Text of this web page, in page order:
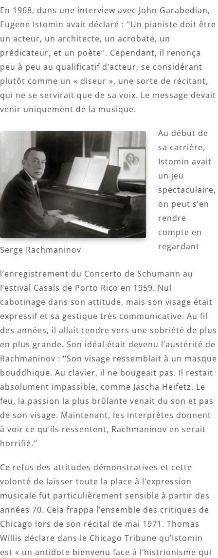
En 1968, dans une interview avec John Garabedian,
Eugene Istomin avait déclaré : ‘’Un pianiste doit être
un acteur, un architecte, un acrobate, un
prédicateur, et un poète’’. Cependant, il renonça
peu à peu au qualificatif d’acteur, se considérant
plutôt comme un « diseur », une sorte de récitant,
qui ne se servirait que de sa voix. Le message devait
venir uniquement de la musique.
Serge Rachmaninov
Au début de
sa carrière,
Istomin avait
un jeu
spectaculaire,
on peut s’en
rendre
compte en
regardant
l’enregistrement du Concerto de Schumann au
Festival Casals de Porto Rico en 1959. Nul
cabotinage dans son attitude, mais son visage était
expressif et sa gestique très communicative. Au fil
des années, il allait tendre vers une sobriété de plus
en plus grande. Son idéal était devenu l’austérité de
Rachmaninov : ‘’Son visage ressemblait à un masque
bouddhique. Au clavier, il ne bougeait pas. Il restait
absolument impassible, comme Jascha Heifetz. Le
feu, la passion la plus brûlante venait du son et pas
de son visage. Maintenant, les interprètes donnent
à voir ce qu’ils ressentent, Rachmaninov en serait
horrifié.’’
Ce refus des attitudes démonstratives et cette
volonté de laisser toute la place à l’expression
musicale fut particulièrement sensible à partir des
années 70. Cela frappa l’ensemble des critiques de
Chicago lors de son récital de mai 1971. Thomas
Willis déclare dans le Chicago Tribune qu’Istomin
est « un antidote bienvenu face à l’histrionisme qui